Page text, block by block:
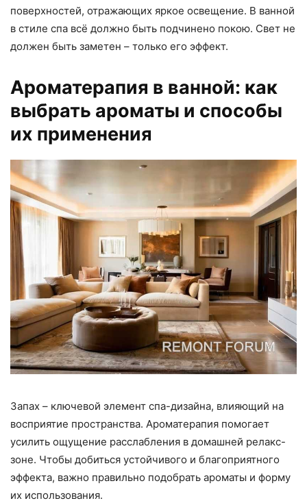
поверхностей, отражающих яркое освещение. В ванной
в стиле спа всё должно быть подчинено покою. Свет не
должен быть заметен – только его эффект.
Ароматерапия в ванной: как
выбрать ароматы и способы
их применения
Запах – ключевой элемент спа-дизайна, влияющий на
восприятие пространства. Ароматерапия помогает
усилить ощущение расслабления в домашней релакс-
зоне. Чтобы добиться устойчивого и благоприятного
эффекта, важно правильно подобрать ароматы и форму
их использования.